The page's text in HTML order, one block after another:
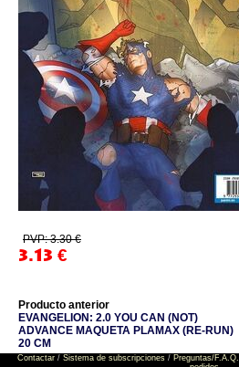
PVP: 3.30 €
3.13 €
Producto anterior
EVANGELION: 2.0 YOU CAN (NOT)
ADVANCE MAQUETA PLAMAX (RE-RUN)
20 CM
Contactar/ Sistema de subscripciones/ Preguntas/F.A.Q.